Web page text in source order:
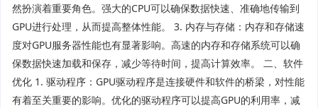
然扮演着重要角色。强大的CPU可以确保数据快速、准确地传输到
GPU进行处理，从而提高整体性能。 3. 内存与存储：内存和存储速
度对GPU服务器性能也有显著影响。高速的内存和存储系统可以确
保数据快速加载和保存，减少等待时间，提高计算效率。 二、软件
优化 1. 驱动程序：GPU驱动程序是连接硬件和软件的桥梁，对性能
有着至关重要的影响。优化的驱动程序可以提高GPU的利用率，减